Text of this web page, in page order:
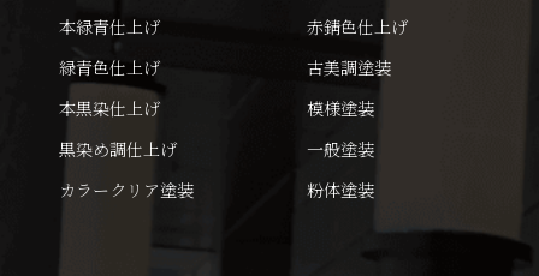
本緑青仕上げ
緑青色仕上げ
本黒染仕上げ
黒染め調仕上げ
カラークリア塗装
赤錆色仕上げ
古美調塗装
模様塗装
一般塗装
粉体塗装